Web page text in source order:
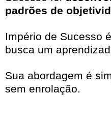
padrões de
Império de Sucesso
busca um
Sua abordagem é
sem enrolação.